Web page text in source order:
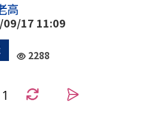
高
17 11:09
2288